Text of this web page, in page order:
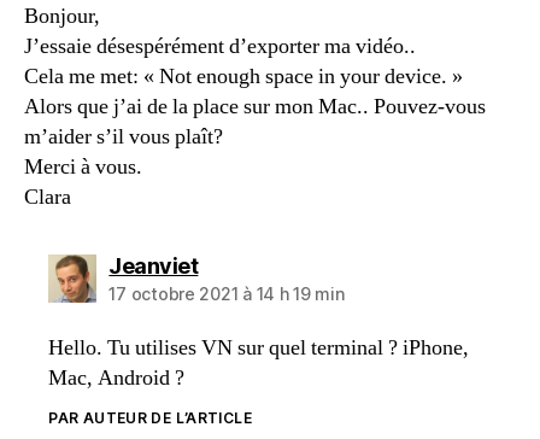
Bonjour,
J’essaie désespérément d’exporter ma vidéo..
Cela me met: « Not enough space in your device. »
Alors que j’ai de la place sur mon Mac.. Pouvez-vous
m’aider s’il vous plaît?
Merci à vous.
Clara
Jeanvietdit :
17 octobre 2021 à 14 h 19 min
Hello. Tu utilises VN sur quel terminal ? iPhone,
Mac, Android ?
PAR AUTEUR DE L’ARTICLE